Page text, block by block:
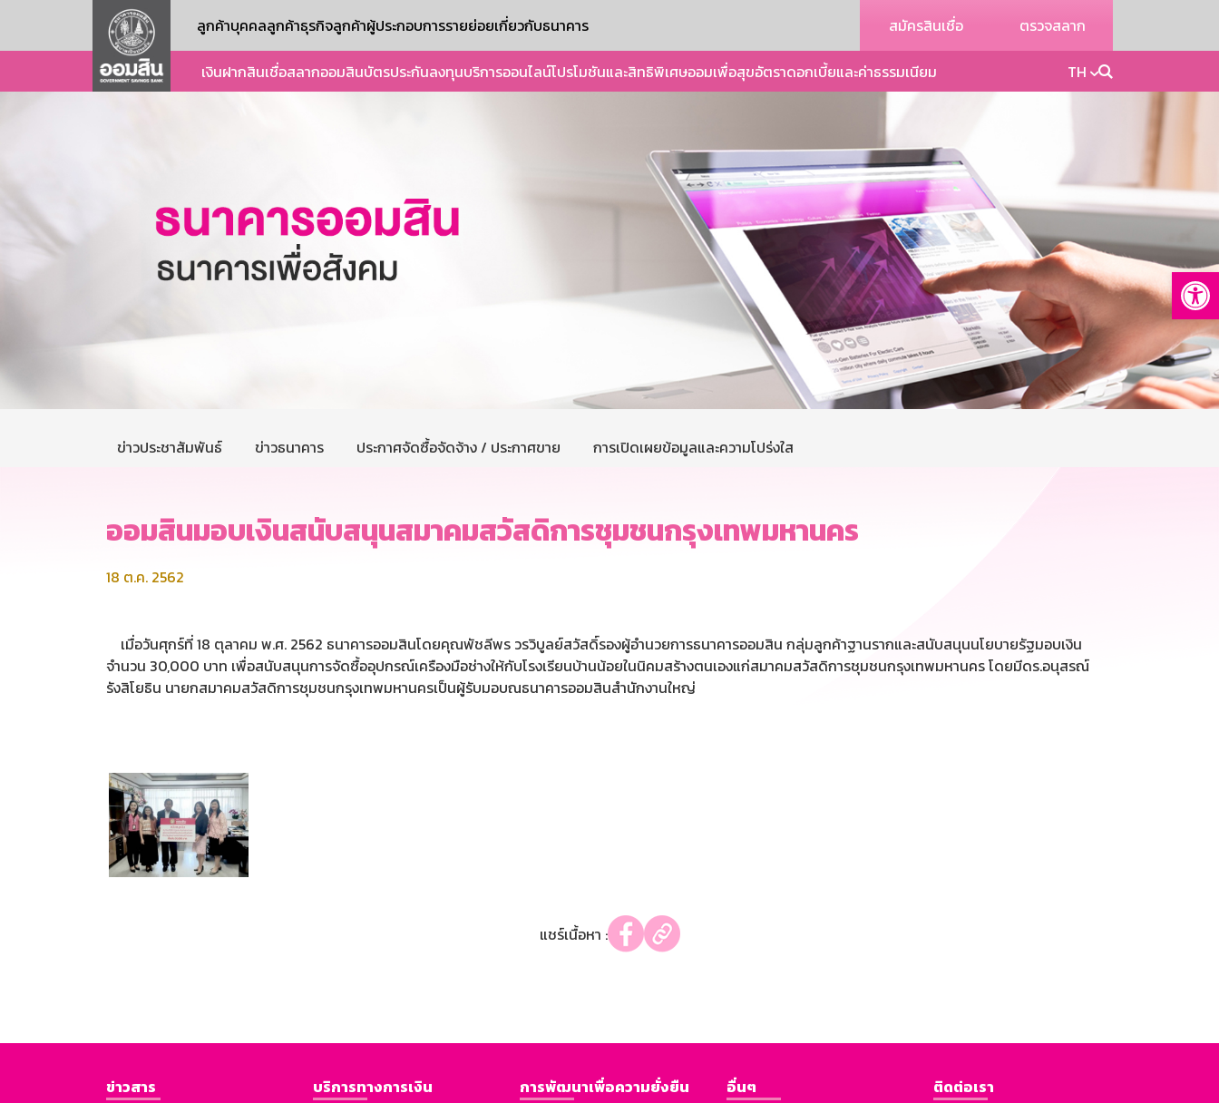
ลูกค้าบุคคลลูกค้าธุรกิจลูกค้าผู้ประกอบการรายย่อยเกี่ยวกับธนาคาร สมัครสินเชื่อ ตรวจสลาก
เงินฝากสินเชื่อสลากออมสินบัตรประกันลงทุนบริการออนไลน์โปรโมชันและสิทธิพิเศษออมเพื่อสุขอัตราดอกเบี้ยและค่าธรรมเนียม TH
ข่าวประชาสัมพันธ์ ข่าวธนาคาร ประกาศจัดซื้อจัดจ้าง / ประกาศขาย การเปิดเผยข้อมูลและความโปร่งใส
ออมสินมอบเงินสนับสนุนสมาคมสวัสดิการชุมชนกรุงเทพมหานคร
18 ต.ค. 2562
เมื่อวันศุกร์ที่ 18 ตุลาคม พ.ศ. 2562 ธนาคารออมสินโดยคุณพัชลีพร วรวิบูลย์สวัสดิ์รองผู้อำนวยการธนาคารออมสิน กลุ่มลูกค้าฐานรากและสนับสนุนนโยบายรัฐมอบเงิน
จำนวน 30,000 บาท เพื่อสนับสนุนการจัดซื้ออุปกรณ์เครืองมือช่างให้กับโรงเรียนบ้านน้อยในนิคมสร้างตนเองแก่สมาคมสวัสดิการชุมชนกรุงเทพมหานคร โดยมีดร.อนุสรณ์
รังสิโยธิน นายกสมาคมสวัสดิการชุมชนกรุงเทพมหานครเป็นผู้รับมอบณธนาคารออมสินสำนักงานใหญ่
แชร์เนื้อหา :
ข่าวสาร
บริการทางการเงิน
การพัฒนาเพื่อความยั่งยืน
อื่นๆ
ติดต่อเรา